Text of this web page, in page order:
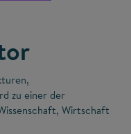
zu einer der
Wirtschaft